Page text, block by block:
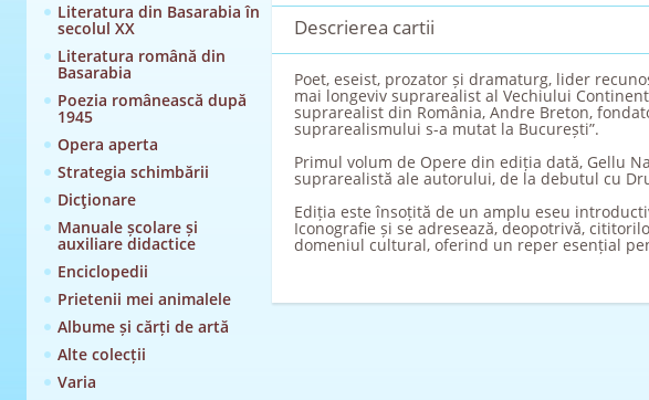
Literatura din Basarabia în
secolul XX
Literatura română din
Basarabia
Poezia românească după
1945
Opera aperta
Strategia schimbării
Dicţionare
Manuale școlare și
auxiliare didactice
Enciclopedii
Prietenii mei animalele
Albume și cărți de artă
Alte colecții
Varia
Descrierea cartii
Poet, eseist, prozator și dramaturg, lider
mai longeviv suprarealist al Vechiului
suprarealist din România, Andre Breton,
suprarealismului s-a mutat la București”.
Primul volum de Opere din ediția dată, Gellu
suprarealistă ale autorului, de la debutul cu
Ediția este însoțită de un amplu eseu
Iconografie și se adresează, deopotrivă,
domeniul cultural, oferind un reper esențial